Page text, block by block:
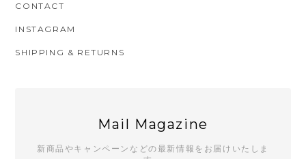
CONTACT
INSTAGRAM
SHIPPING & RETURNS
Mail Magazine
新商品やキャンペーンなどの最新情報をお届けいたしま